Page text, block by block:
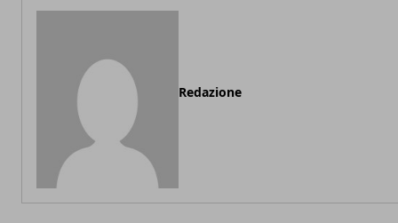
Redazione